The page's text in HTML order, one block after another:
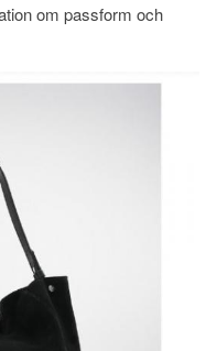
om passform och